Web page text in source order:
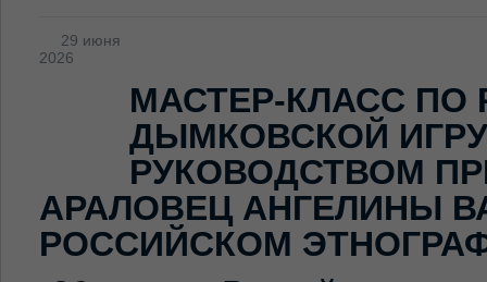
29 июня
2026
МАСТЕР-КЛАСС ПО
ДЫМКОВСКОЙ
РУКОВОДСТВОМ
АРАЛОВЕЦ АНГЕЛИНЫ
РОССИЙСКОМ